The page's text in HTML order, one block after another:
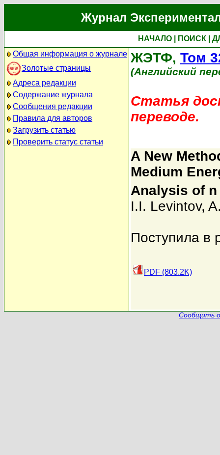
Журнал
НАЧАЛО ПОИСК
Общая информация о журнале
Золотые страницы
Адреса редакции
Содержание журнала
Сообщения редакции
Правила для авторов
Загрузить статью
Проверить статус статьи
ЖЭТФ, Том
(Английский
Статья
переводе.
A New
Medium
Analysis of n
I.I. Levintov,
Поступила в
PDF (803.2K)
Сообщить о